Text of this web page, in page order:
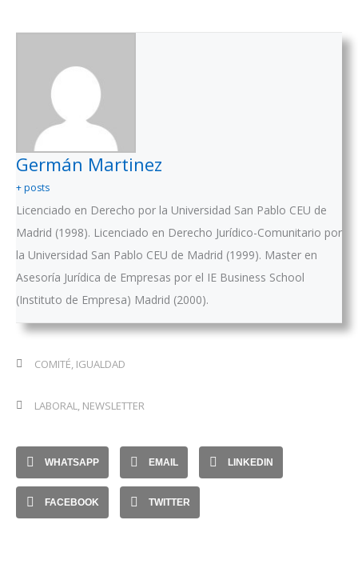
Germán Martinez
+ posts
Licenciado en Derecho por la Universidad San Pablo CEU de
Madrid (1998). Licenciado en Derecho Jurídico-Comunitario por
la Universidad San Pablo CEU de Madrid (1999). Master en
Asesoría Jurídica de Empresas por el IE Business School
(Instituto de Empresa) Madrid (2000).
COMITÉ, IGUALDAD
LABORAL, NEWSLETTER
WHATSAPP EMAIL LINKEDIN
FACEBOOK TWITTER